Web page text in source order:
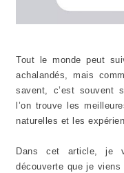
Tout le monde peut
achalandés, mais
savent, c’est souvent
l’on trouve les
naturelles et les
Dans cet article, je
découverte que je